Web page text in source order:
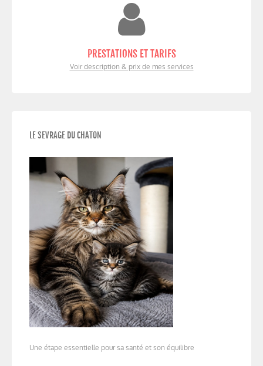
PRESTATIONS ET TARIFS
Voir description & prix de mes services
LE SEVRAGE DU CHATON
Une étape essentielle pour sa santé et son équilibre